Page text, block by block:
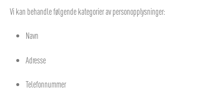
Vi kan behandle følgende kategorier av personopplysninger:
Navn
Adresse
Telefonnummer